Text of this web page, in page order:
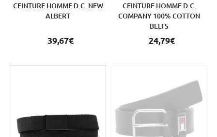
CEINTURE HOMME D.C. NEW
ALBERT
39,67€
CEINTURE HOMME D.C.
COMPANY 100% COTTON
BELTS
24,79€